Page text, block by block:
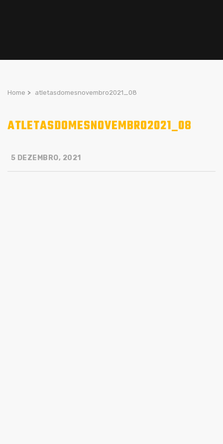
Home > atletasdomesnovembro2021_08
ATLETASDOMESNOVEMBRO2021_08
5 DEZEMBRO, 2021